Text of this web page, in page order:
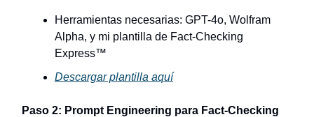
Herramientas necesarias: GPT-4o, Wolfram
Alpha, y mi plantilla de Fact-Checking
Express™
Descargar plantilla aquí
Paso 2: Prompt Engineering para Fact-Checking